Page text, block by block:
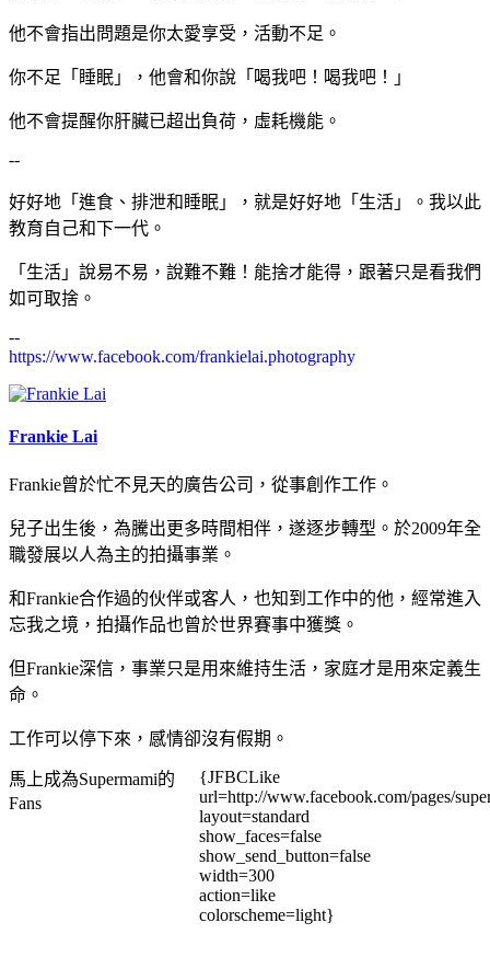
他不會指出問題是你太愛享受，活動不足。
你不足「睡眠」，他會和你說「喝我吧！喝我吧！」
他不會提醒你肝臟已超出負荷，虛耗機能。
--
好好地「進食、排泄和睡眠」，就是好好地「生活」。我以此
教育自己和下一代。
「生活」說易不易，說難不難！能捨才能得，跟著只是看我們
如可取捨。
--
https://www.facebook.com/frankielai.photography
Frankie Lai
Frankie曾於忙不見天的廣告公司，從事創作工作。
兒子出生後，為騰出更多時間相伴，遂逐步轉型。於2009年全
職發展以人為主的拍攝事業。
和Frankie合作過的伙伴或客人，也知到工作中的他，經常進入
忘我之境，拍攝作品也曾於世界賽事中獲獎。
但Frankie深信，事業只是用來維持生活，家庭才是用來定義生
命。
工作可以停下來，感情卻沒有假期。
馬上成為Supermami的
Fans
{JFBCLike
url=http://www.facebook.com/pages/
layout=standard
show_faces=false
show_send_button=false
width=300
action=like
colorscheme=light}